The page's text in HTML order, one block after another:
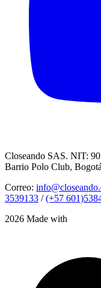
Closeando SAS. NIT:
Barrio Polo Club,
Correo:
3539133 /(+57
2026 Made with